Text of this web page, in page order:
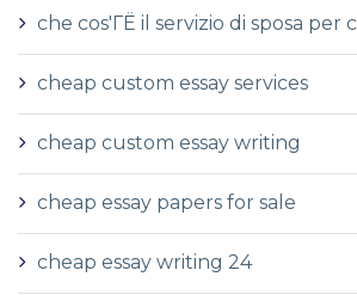
che cos'ГЁ il servizio di sposa per
cheap custom essay services
cheap custom essay writing
cheap essay papers for sale
cheap essay writing 24